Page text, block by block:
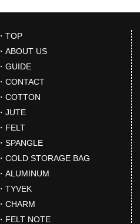
・TOP
・ABOUT US
・GUIDE
・CONTACT
・COTTON
・JUTE
・FELT
・SPANGLE
・COLD STORAGE BAG
・ALUMINUM
・TYVEK
・CHARM
・FELT NOTE